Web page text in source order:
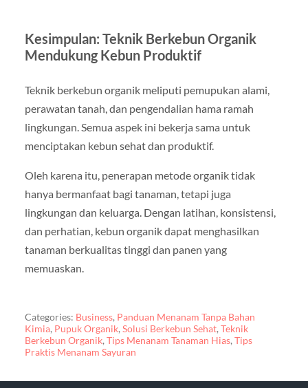
Kesimpulan: Teknik Berkebun Organik
Mendukung Kebun Produktif
Teknik berkebun organik meliputi pemupukan alami,
perawatan tanah, dan pengendalian hama ramah
lingkungan. Semua aspek ini bekerja sama untuk
menciptakan kebun sehat dan produktif.
Oleh karena itu, penerapan metode organik tidak
hanya bermanfaat bagi tanaman, tetapi juga
lingkungan dan keluarga. Dengan latihan, konsistensi,
dan perhatian, kebun organik dapat menghasilkan
tanaman berkualitas tinggi dan panen yang
memuaskan.
Categories: Business, Panduan Menanam Tanpa Bahan
Kimia, Pupuk Organik, Solusi Berkebun Sehat, Teknik
Berkebun Organik, Tips Menanam Tanaman Hias, Tips
Praktis Menanam Sayuran